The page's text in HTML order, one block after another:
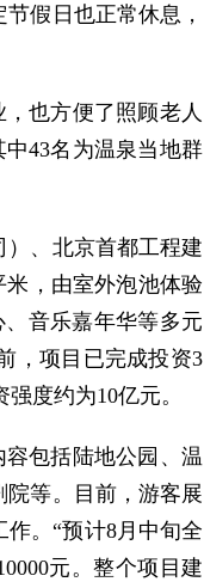
假日也正常休息，
也方便了照顾老人
43名为温泉当地群
、北京首都工程建
米，由室外泡池体验
音乐嘉年华等多元
，项目已完成投资3
度约为10亿元。
包括陆地公园、温
等。目前，游客展
。“预计8月中旬全
元。整个项目建